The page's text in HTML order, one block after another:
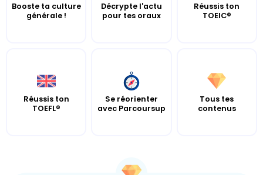
Booste ta culture
générale !
Décrypte l'actu
pour tes oraux
Réussis ton
TOEIC®
Réussis ton
TOEFL®
Se réorienter
avec Parcoursup
Tous tes
contenus